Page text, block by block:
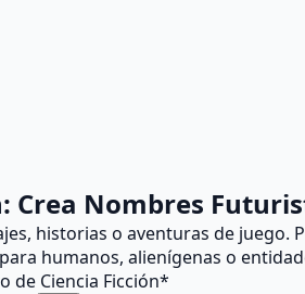
Crea Nombres
historias o aventuras de
humanos, alienígenas o
de Ciencia Ficción*